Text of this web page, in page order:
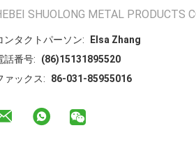
SHUOLONG METAL PRODUCTS
ンタクトパーソン:
Elsa Zhang
話番号:
(86)15131895520
ァックス:
86-031-85955016